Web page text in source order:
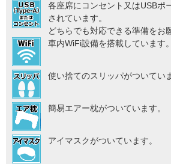
各座席にコンセント又はUSBポ
されています。
どちらでも対応できる準備をお
車内WiFi設備を搭載しています。
使い捨てのスリッパがついてい
簡易エアー枕がついています。
アイマスクがついています。